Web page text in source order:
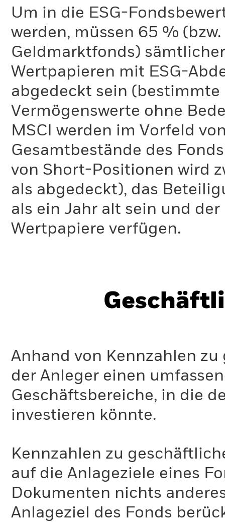
Um in die ESG-
werden, müssen 65 %
Geldmarktfonds)
Wertpapieren mit ESG-
abgedeckt sein
Vermögenswerte ohne
MSCI werden im Vorfeld
Gesamtbestände des
von Short-Positionen wird
als abgedeckt), das
als ein Jahr alt sein und
Wertpapiere verfügen.
Anhand von Kennzahlen
der Anleger einen
Geschäftsbereiche, in die
investieren könnte.
Kennzahlen zu
auf die Anlageziele eines
Dokumenten nichts
Anlageziel des Fonds